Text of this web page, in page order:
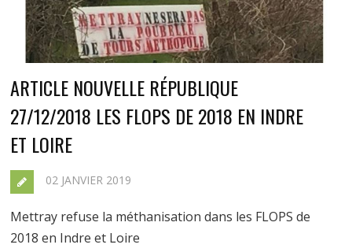
ARTICLE NOUVELLE RÉPUBLIQUE
27/12/2018 LES FLOPS DE 2018 EN INDRE
ET LOIRE
02 JANVIER 2019
Mettray refuse la méthanisation dans les FLOPS de
2018 en Indre et Loire